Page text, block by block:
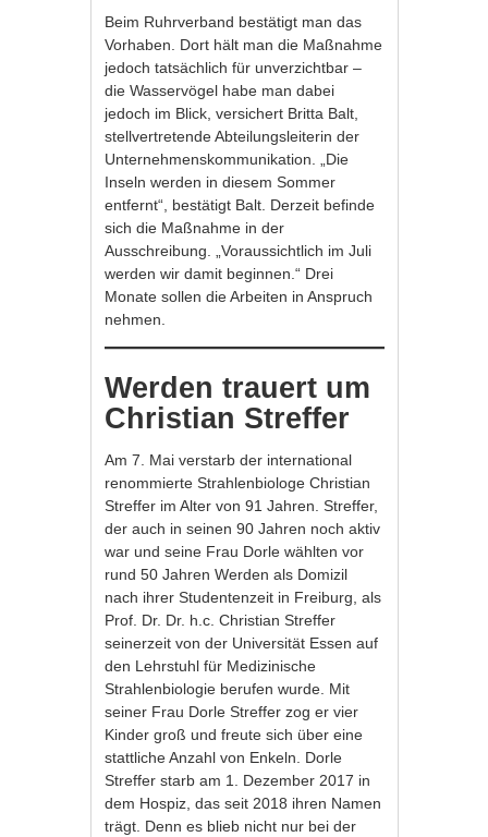
Beim Ruhrverband bestätigt man das
Vorhaben. Dort hält man die Maßnahme
jedoch tatsächlich für unverzichtbar –
die Wasservögel habe man dabei
jedoch im Blick, versichert Britta Balt,
stellvertretende Abteilungsleiterin der
Unternehmenskommunikation. „Die
Inseln werden in diesem Sommer
entfernt“, bestätigt Balt. Derzeit befinde
sich die Maßnahme in der
Ausschreibung. „Voraussichtlich im Juli
werden wir damit beginnen.“ Drei
Monate sollen die Arbeiten in Anspruch
nehmen.
Werden trauert um
Christian Streffer
Am 7. Mai verstarb der international
renommierte Strahlenbiologe Christian
Streffer im Alter von 91 Jahren. Streffer,
der auch in seinen 90 Jahren noch aktiv
war und seine Frau Dorle wählten vor
rund 50 Jahren Werden als Domizil
nach ihrer Studentenzeit in Freiburg, als
Prof. Dr. Dr. h.c. Christian Streffer
seinerzeit von der Universität Essen auf
den Lehrstuhl für Medizinische
Strahlenbiologie berufen wurde. Mit
seiner Frau Dorle Streffer zog er vier
Kinder groß und freute sich über eine
stattliche Anzahl von Enkeln. Dorle
Streffer starb am 1. Dezember 2017 in
dem Hospiz, das seit 2018 ihren Namen
trägt. Denn es blieb nicht nur bei der